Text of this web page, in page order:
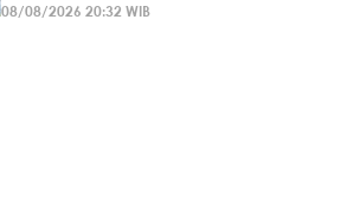
08/08/2026 20:32 WIB